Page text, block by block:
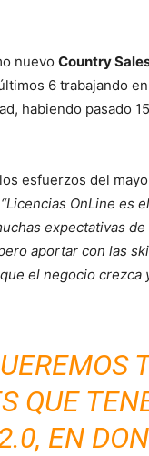
nuevo Country
6 trabajando
habiendo pasado
esfuerzos del
“Licencias OnLine es
expectativas
aportar con las
el negocio crezca
QUE
EN